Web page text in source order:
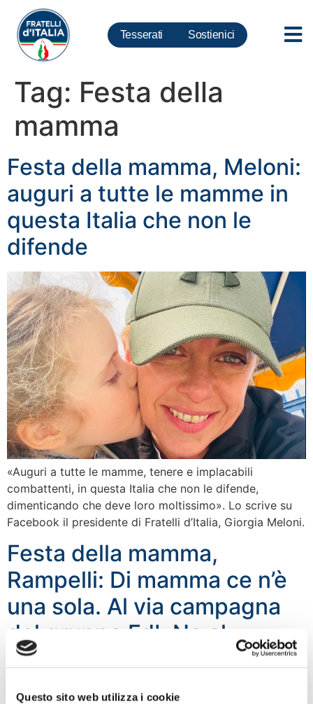
Questo sito web utilizza i cookie
Tesserati Sostienici
Tag: Festa della
mamma
Festa della mamma, Meloni:
auguri a tutte le mamme in
questa Italia che non le
difende
«Auguri a tutte le mamme, tenere e implacabili
combattenti, in questa Italia che non le difende,
dimenticando che deve loro moltissimo». Lo scrive su
Facebook il presidente di Fratelli d’Italia, Giorgia Meloni.
Festa della mamma,
Rampelli: Di mamma ce n’è
una sola. Al via campagna
del gruppo FdI. No al
riconoscimento coppie
omogenitoriali